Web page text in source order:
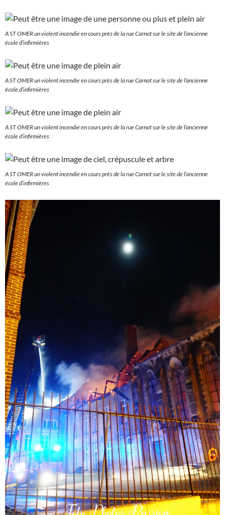
A ST OMER un violent incendie en cours près de la rue Carnot sur le site de l’ancienne
école d’infirmières
A ST OMER un violent incendie en cours près de la rue Carnot sur le site de l’ancienne
école d’infirmières
A ST OMER un violent incendie en cours près de la rue Carnot sur le site de l’ancienne
école d’infirmières
A ST OMER un violent incendie en cours près de la rue Carnot sur le site de l’ancienne
école d’infirmières